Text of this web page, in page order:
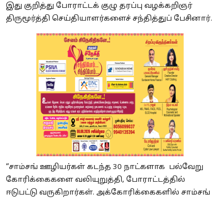
இது குறித்து போராட்டக் குழு தரப்பு வழக்கறிஞர்
திருமூர்த்தி செய்தியாளர்களைச் சந்தித்துப் பேசினார்.
“சாம்சங் ஊழியர்கள் கடந்த 30 நாட்களாக பல்வேறு
கோரிக்கைகளை வலியுறுத்தி, போராட்டத்தில்
ஈடுபட்டு வருகிறார்கள். அக்கோரிக்கைகளில் சாம்சங்